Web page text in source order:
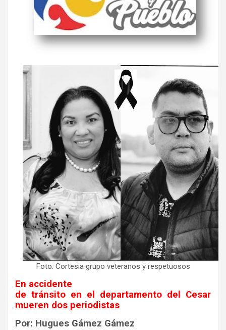
Foto: Cortesia grupo veteranos y respetuosos
En accidente
de tránsito en el departamento del Cesar
mueren dos periodistas
Por: Hugues Gámez Gámez